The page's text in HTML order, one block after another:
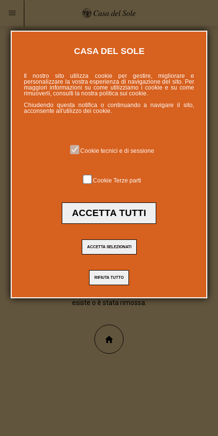
404
esiste o è stata rimossa.
CASA DEL SOLE
Il nostro sito utilizza cookie per gestire, migliorare e
personalizzare la vostra esperienza di navigazione del sito. Per
maggiori informazioni su come utilizziamo i cookie e su come
rimuoverli, consulti la nostra politica suicookie
Chiudendo questa notifica o continuando a navigare il sito,
acconsente all'utilizzo dei cookie.
Cookie tecnici e di sessione
Cookie Terze parti
ACCETTA TUTTI
ACCETTA SELEZIONATI
RIFIUTA TUTTO